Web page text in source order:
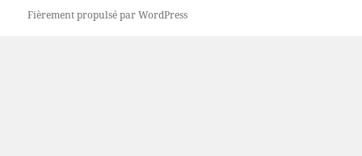
Fièrement propulsé par WordPress